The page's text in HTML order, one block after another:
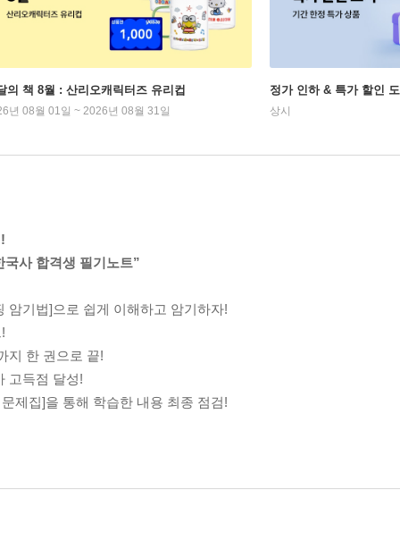
의 책 8월 : 산리오캐릭터즈 유리컵
년 08월 01일 ~ 2026년 08월 31일
정가 인하 & 특가 할인
상시
사 합격생 필기노트”
암기법]으로 쉽게 이해하고 암기하자!
지 한 권으로 끝!
고득점 달성!
제집]을 통해 학습한 내용 최종 점검!